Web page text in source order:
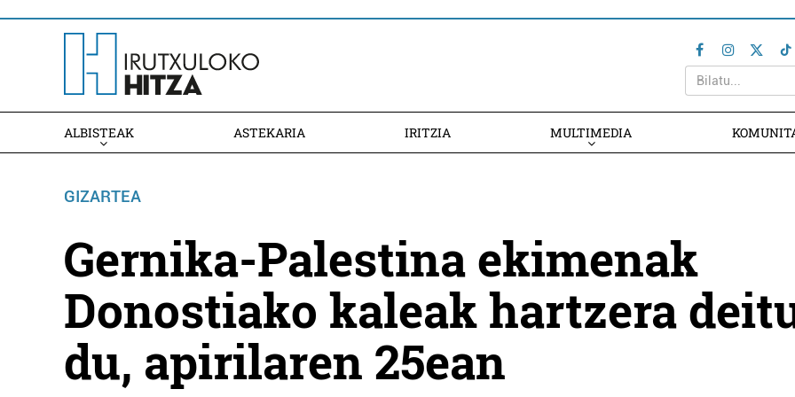
ALBISTEAK ASTEKARIA IRITZIA MULTIMEDIA
GIZARTEA
Gernika-Palestina ekimenak
Donostiako kaleak hartzera
du, apirilaren 25ean